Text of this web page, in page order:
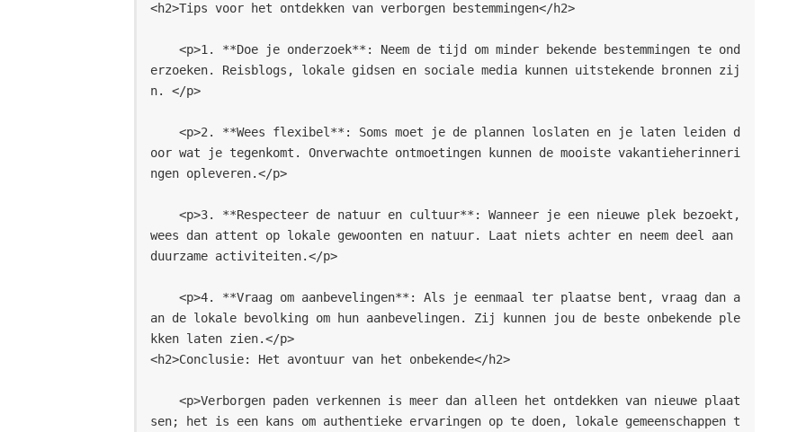
<h2>Tips voor het ontdekken van verborgen bestemmingen</h2>
erzoeken. Reisblogs, lokale gidsen en sociale media kunnen uitstekende bronnen zij
n. </p>
oor wat je tegenkomt. Onverwachte ontmoetingen kunnen de mooiste vakantieherinneri
ngen opleveren.</p>
wees dan attent op lokale gewoonten en natuur. Laat niets achter en neem deel aan
duurzame activiteiten.</p>
an de lokale bevolking om hun aanbevelingen. Zij kunnen jou de beste onbekende ple
kken laten zien.</p>
<h2>Conclusie: Het avontuur van het onbekende</h2>
sen; het is een kans om authentieke ervaringen op te doen, lokale gemeenschappen t